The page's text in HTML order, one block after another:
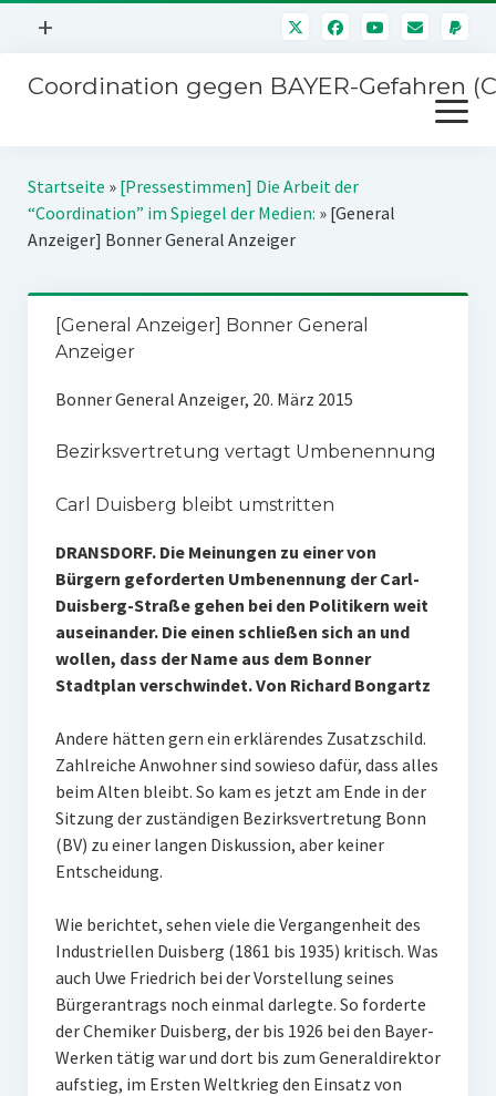
Menü
+
Mitmachen
Über uns
Kontakt
Impressum
Störfälle
Coordination gegen BAYER-Gefahren
Menü
öffnen
Kampagnen
Jahrestagung
Startseite » [Pressestimmen] Die Arbeit der
“Coordination” im Spiegel der Medien: » [General
Anzeiger] Bonner General Anzeiger
[General Anzeiger] Bonner General
Anzeiger
Bonner General Anzeiger, 20. März 2015
Bezirksvertretung vertagt Umbenennung
Carl Duisberg bleibt umstritten
DRANSDORF. Die Meinungen zu einer von
Bürgern geforderten Umbenennung der Carl-
Duisberg-Straße gehen bei den Politikern weit
auseinander. Die einen schließen sich an und
wollen, dass der Name aus dem Bonner
Stadtplan verschwindet. Von Richard Bongartz
Andere hätten gern ein erklärendes Zusatzschild.
Zahlreiche Anwohner sind sowieso dafür, dass alles
beim Alten bleibt. So kam es jetzt am Ende in der
Sitzung der zuständigen Bezirksvertretung Bonn
(BV) zu einer langen Diskussion, aber keiner
Entscheidung.
Wie berichtet, sehen viele die Vergangenheit des
Industriellen Duisberg (1861 bis 1935) kritisch. Was
auch Uwe Friedrich bei der Vorstellung seines
Bürgerantrags noch einmal darlegte. So forderte
der Chemiker Duisberg, der bis 1926 bei den Bayer-
Werken tätig war und dort bis zum Generaldirektor
aufstieg, im Ersten Weltkrieg den Einsatz von